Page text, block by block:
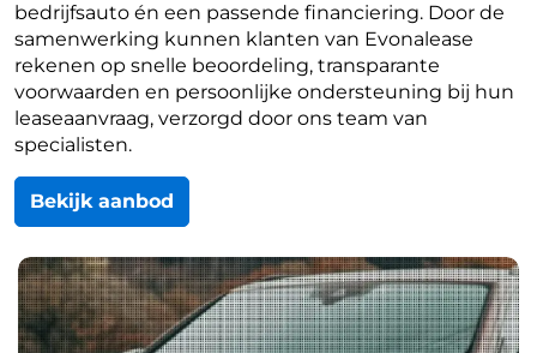
bedrijfsauto én een passende financiering. Door de
samenwerking kunnen klanten van Evonalease
rekenen op snelle beoordeling, transparante
voorwaarden en persoonlijke ondersteuning bij hun
leaseaanvraag, verzorgd door ons team van
specialisten.
Bekijk aanbod